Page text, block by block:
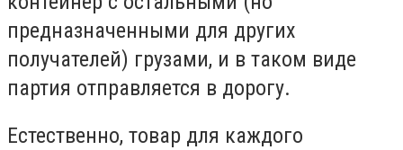
предназначенными для других
получателей) грузами, и в таком виде
партия отправляется в дорогу.
Естественно, товар для каждого